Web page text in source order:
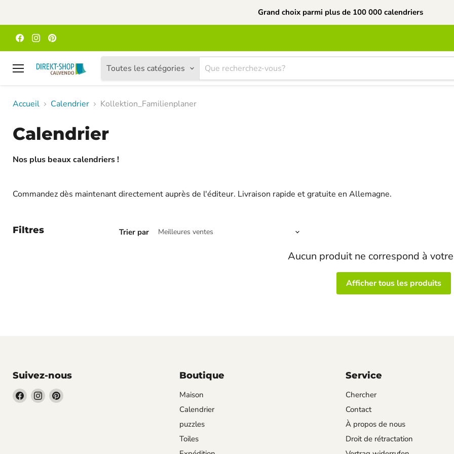
Grand choix parmi plus de 100 000 calendriers
Trouvez-
nous
sur
Trouvez-
nous
sur sur
Toutes les catégories
Accueil Calendrier Kollektion_Familienplaner
Calendrier
Nos plus beaux calendriers !
Commandez dès maintenant directement auprès de l'éditeur. Livraison rapide et gratuite en Allemagne.
Filtres Trier par
Aucun produit ne correspond à
Afficher tous les produits
Suivez-nous
Trouvez-Trouvez-Trouvez-
Boutique
Maison
Calendrier
puzzles
Toiles
Service
Chercher
Contact
À propos de nous
Droit de rétractation